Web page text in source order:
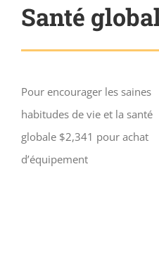
Santé
Pour encourager les saines
habitudes de vie et la santé
globale $2,341 pour achat
d’équipement